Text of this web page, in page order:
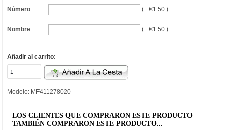
Número ( +€1.50 )
Nombre ( +€1.50 )
Añadir al carrito:
Modelo: MF411278020
LOS CLIENTES QUE COMPRARON ESTE PRODUCTO
TAMBIÉN COMPRARON ESTE PRODUCTO...